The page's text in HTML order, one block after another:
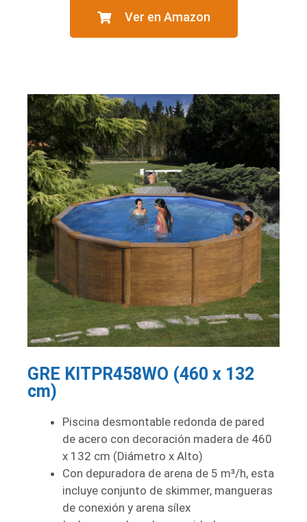
Ver en Amazon
GRE KITPR458WO (460 x 132
cm)
Piscina desmontable redonda de pared
de acero con decoración madera de 460
x 132 cm (Diámetro x Alto)
Con depuradora de arena de 5 m³/h, esta
incluye conjunto de skimmer, mangueras
de conexión y arena sílex